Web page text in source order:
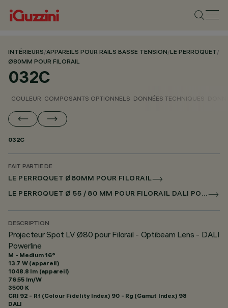
INTÉRIEURS/APPAREILS POUR RAILS BASSE TENSION/LE PERROQUET/
Ø80MM POUR FILORAIL
032C
COULEUR COMPOSANTS OPTIONNELS DONNÉES TECHNIQUES
032C
FAIT PARTIE DE
LE PERROQUET Ø80MM POUR FILORAIL
LE PERROQUET Ø 55 / 80 MM POUR FILORAIL DALI POWERLINE
DESCRIPTION
Projecteur Spot LV Ø80 pour Filorail - Optibeam Lens - DALI
Powerline
M - Medium 16°
13.7 W (appareil)
1048.8 lm (appareil)
76.55 lm/W
3500 K
CRI 92 - Rf (Colour Fidelity Index) 90 - Rg (Gamut Index) 98
DALI